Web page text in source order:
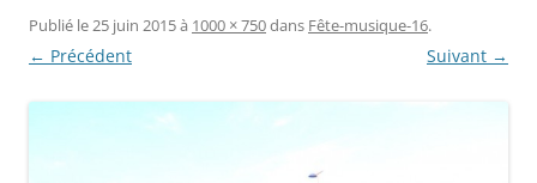
Publié le25 juin 2015à 1000 × 750dans Fête-musique-16.
← Précédent Suivant →